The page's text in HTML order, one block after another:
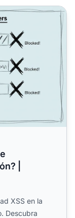
en esta
|
XSS en la
Descubra